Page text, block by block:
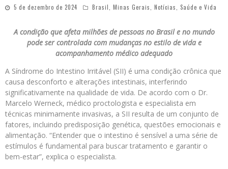
5 de dezembro de 2024
Brasil, Minas Gerais, Notícias, Saúde e Vida
A condição que afeta milhões de pessoas no Brasil e no mundo
pode ser controlada com mudanças no estilo de vida e
acompanhamento médico adequado
A Síndrome do Intestino Irritável (SII) é uma condição crônica que
causa desconforto e alterações intestinais, interferindo
significativamente na qualidade de vida. De acordo com o Dr.
Marcelo Werneck, médico proctologista e especialista em
técnicas minimamente invasivas, a SII resulta de um conjunto de
fatores, incluindo predisposição genética, questões emocionais e
alimentação. “Entender que o intestino é sensível a uma série de
estímulos é fundamental para buscar tratamento e garantir o
bem-estar”, explica o especialista.